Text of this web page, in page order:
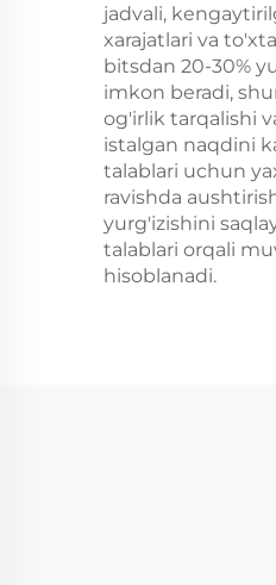
jadvali,
xarajatlari va
bitsdan 20-30%
imkon beradi,
og'irlik tarqalishi
istalgan naqdini
talablari uchun
ravishda
yurg'izishini
talablari orqali
hisoblanadi.